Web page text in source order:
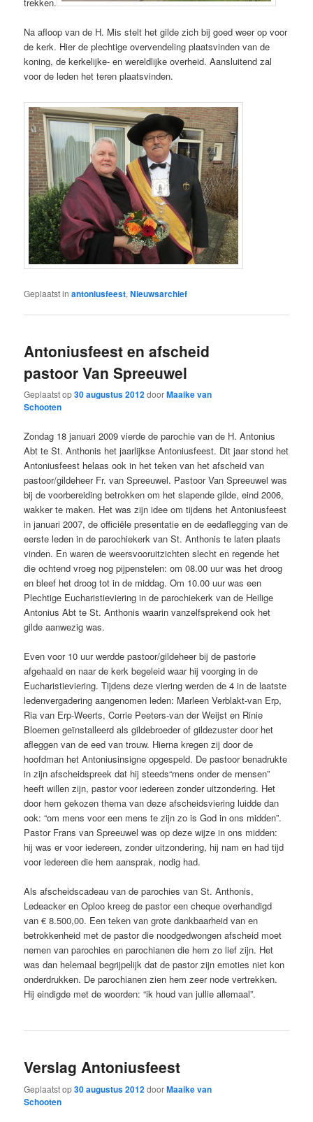
trekken.
Na afloop van de H. Mis stelt het gilde zich bij goed weer op voor
de kerk. Hier de plechtige overvendeling plaatsvinden van de
koning, de kerkelijke- en wereldlijke overheid. Aansluitend zal
voor de leden het teren plaatsvinden.
Geplaatst in antoniusfeest,Nieuwsarchief
Antoniusfeest en afscheid
pastoor Van Spreeuwel
Geplaatst op30 augustus 2012doorMaaike van
Schooten
Zondag 18 januari 2009 vierde de parochie van de H. Antonius
Abt te St. Anthonis het jaarlijkse Antoniusfeest. Dit jaar stond het
Antoniusfeest helaas ook in het teken van het afscheid van
pastoor/gildeheer Fr. van Spreeuwel. Pastoor Van Spreeuwel was
bij de voorbereiding betrokken om het slapende gilde, eind 2006,
wakker te maken. Het was zijn idee om tijdens het Antoniusfeest
in januari 2007, de officiële presentatie en de eedaflegging van de
eerste leden in de parochiekerk van St. Anthonis te laten plaats
vinden. En waren de weersvooruitzichten slecht en regende het
die ochtend vroeg nog pijpenstelen: om 08.00 uur was het droog
en bleef het droog tot in de middag. Om 10.00 uur was een
Plechtige Eucharistieviering in de parochiekerk van de Heilige
Antonius Abt te St. Anthonis waarin vanzelfsprekend ook het
gilde aanwezig was.
Even voor 10 uur werdde pastoor/gildeheer bij de pastorie
afgehaald en naar de kerk begeleid waar hij voorging in de
Eucharistieviering. Tijdens deze viering werden de 4 in de laatste
ledenvergadering aangenomen leden: Marleen Verblakt-van Erp,
Ria van Erp-Weerts, Corrie Peeters-van der Weijst en Rinie
Bloemen geïnstalleerd als gildebroeder of gildezuster door het
afleggen van de eed van trouw. Hierna kregen zij door de
hoofdman het Antoniusinsigne opgespeld. De pastoor benadrukte
in zijn afscheidspreek dat hij steeds“mens onder de mensen”
heeft willen zijn, pastor voor iedereen zonder uitzondering. Het
door hem gekozen thema van deze afscheidsviering luidde dan
ook: “om mens voor een mens te zijn zo is God in ons midden”.
Pastor Frans van Spreeuwel was op deze wijze in ons midden:
hij was er voor iedereen, zonder uitzondering, hij nam en had tijd
voor iedereen die hem aansprak, nodig had.
Als afscheidscadeau van de parochies van St. Anthonis,
Ledeacker en Oploo kreeg de pastor een cheque overhandigd
van € 8.500,00. Een teken van grote dankbaarheid van en
betrokkenheid met de pastor die noodgedwongen afscheid moet
nemen van parochies en parochianen die hem zo lief zijn. Het
was dan helemaal begrijpelijk dat de pastor zijn emoties niet kon
onderdrukken. De parochianen zien hem zeer node vertrekken.
Hij eindigde met de woorden: “ik houd van jullie allemaal”.
Verslag Antoniusfeest
Geplaatst op30 augustus 2012doorMaaike van
Schooten